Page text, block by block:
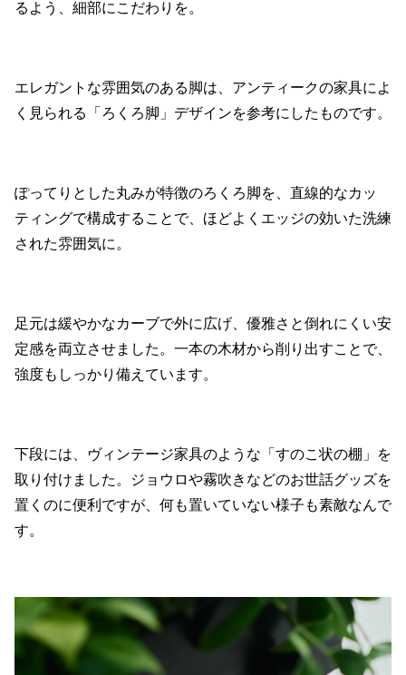
るよう、細部にこだわりを。
エレガントな雰囲気のある脚は、アンティークの家具によ
く見られる「ろくろ脚」デザインを参考にしたものです。
ぽってりとした丸みが特徴のろくろ脚を、直線的なカッ
ティングで構成することで、ほどよくエッジの効いた洗練
された雰囲気に。
足元は緩やかなカーブで外に広げ、優雅さと倒れにくい安
定感を両立させました。一本の木材から削り出すことで、
強度もしっかり備えています。
下段には、ヴィンテージ家具のような「すのこ状の棚」を
取り付けました。ジョウロや霧吹きなどのお世話グッズを
置くのに便利ですが、何も置いていない様子も素敵なんで
す。